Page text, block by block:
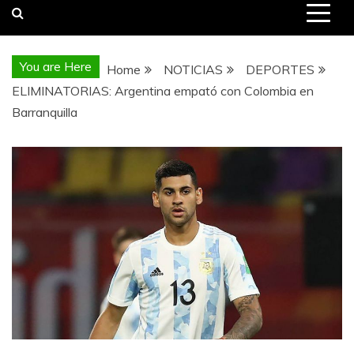
You are Here Home NOTICIAS
DEPORTES
ELIMINATORIAS: Argentina empató con Colombia en
Barranquilla